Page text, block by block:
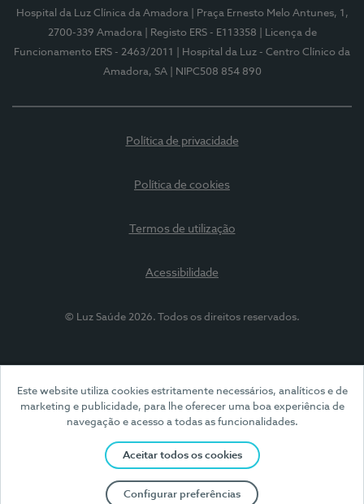
Este website utiliza cookies estritamente necessários, analíticos e de
marketing e publicidade, para lhe oferecer uma boa experiência de
navegação e acesso a todas as funcionalidades.
Aceitar todos os cookies
Configurar preferências
Hospital da Luz Clínica da Amadora
| Praça Ernesto Melo Antunes, 1,
2700-339 Amadora
| Registo ERS - E113358
| Licença de
Funcionamento ERS - 2463/2011
| Hospital da Luz - Centro Clínico da
Amadora, SA
| NIPC508 854 890
Política de privacidade
Política de cookies
Termos de utilização
Acessibilidade
© Luz Saúde 2026. Todos os direitos reservados.